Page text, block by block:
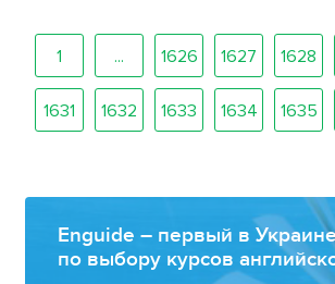
1 ... 1626 1627 1628
1631 1632 1633 1634 1635
Enguide – первый в
по выбору курсов